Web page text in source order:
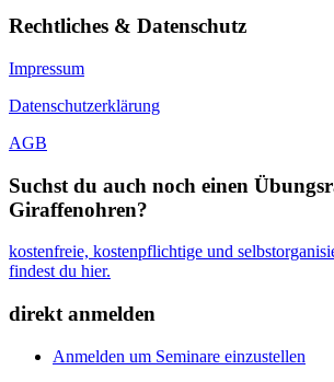
Rechtliches & Datenschutz
Impressum
Datenschutzerklärung
AGB
Suchst du auch noch einen
Giraffenohren?
kostenfreie, kostenpflichtige und
findest du hier.
direkt anmelden
Anmelden um Seminare einzustellen